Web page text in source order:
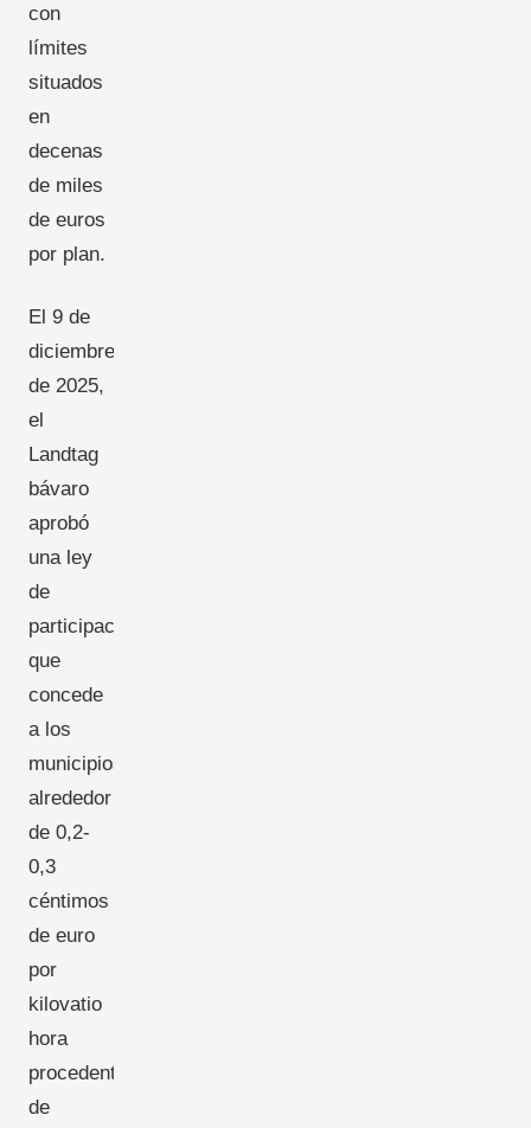
con
límites
situados
en
decenas
de miles
de euros
por plan.
El 9 de
diciembre
de 2025,
el
Landtag
bávaro
aprobó
una ley
de
participación
que
concede
a los
municipios
alrededor
de 0,2-
0,3
céntimos
de euro
por
kilovatio
hora
procedentes
de